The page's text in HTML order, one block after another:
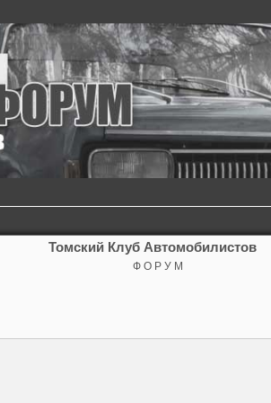
Томский Клуб Автомобилистов
Ф О Р У М